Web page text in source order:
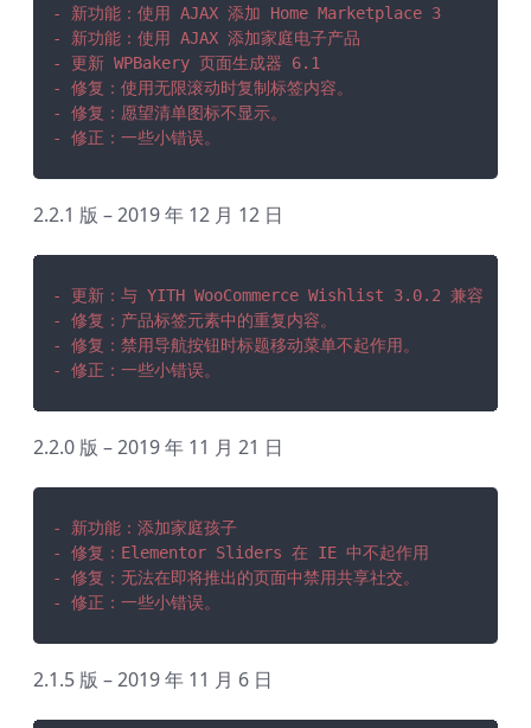
- 新功能：使用 AJAX 添加 Home Marketplace 3
- 新功能：使用 AJAX 添加家庭电子产品
- 更新 WPBakery 页面生成器 6.1
- 修复：使用无限滚动时复制标签内容。
- 修复：愿望清单图标不显示。
- 修正：一些小错误。
2.2.1 版 – 2019 年 12 月 12 日
- 更新：与 YITH WooCommerce Wishlist 3.0.2 兼容
- 修复：产品标签元素中的重复内容。
- 修复：禁用导航按钮时标题移动菜单不起作用。
- 修正：一些小错误。
2.2.0 版 – 2019 年 11 月 21 日
- 新功能：添加家庭孩子
- 修复：Elementor Sliders 在 IE 中不起作用
- 修复：无法在即将推出的页面中禁用共享社交。
- 修正：一些小错误。
2.1.5 版 – 2019 年 11 月 6 日